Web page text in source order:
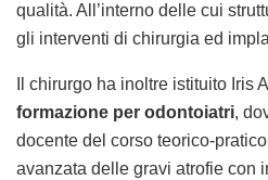
qualità. All’interno delle cui
gli interventi di chirurgia ed
Il chirurgo ha inoltre istituito Iris
formazione per odontoiatri,
docente del corso teorico-
avanzata delle gravi atrofie con